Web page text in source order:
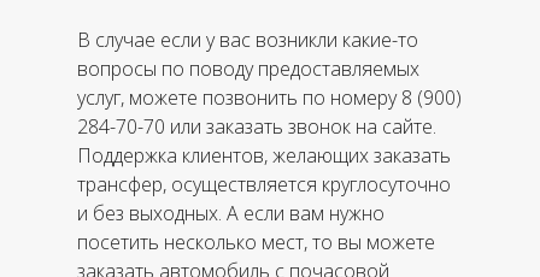
В случае если у вас возникли какие-то
вопросы по поводу предоставляемых
услуг, можете позвонить по номеру 8 (900)
284-70-70 или заказать звонок на сайте.
Поддержка клиентов, желающих заказать
трансфер, осуществляется круглосуточно
и без выходных. А если вам нужно
посетить несколько мест, то вы можете
заказать автомобиль с почасовой